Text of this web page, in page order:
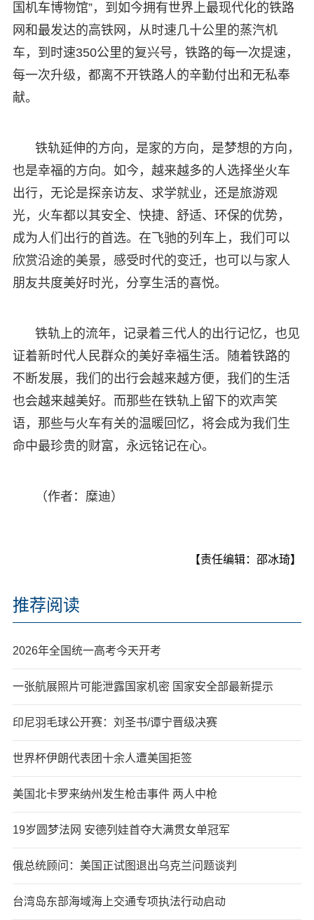
国机车博物馆”，到如今拥有世界上最现代化的铁路
网和最发达的高铁网，从时速几十公里的蒸汽机
车，到时速350公里的复兴号，铁路的每一次提速，
每一次升级，都离不开铁路人的辛勤付出和无私奉
献。
铁轨延伸的方向，是家的方向，是梦想的方向，
也是幸福的方向。如今，越来越多的人选择坐火车
出行，无论是探亲访友、求学就业，还是旅游观
光，火车都以其安全、快捷、舒适、环保的优势，
成为人们出行的首选。在飞驰的列车上，我们可以
欣赏沿途的美景，感受时代的变迁，也可以与家人
朋友共度美好时光，分享生活的喜悦。
铁轨上的流年，记录着三代人的出行记忆，也见
证着新时代人民群众的美好幸福生活。随着铁路的
不断发展，我们的出行会越来越方便，我们的生活
也会越来越美好。而那些在铁轨上留下的欢声笑
语，那些与火车有关的温暖回忆，将会成为我们生
命中最珍贵的财富，永远铭记在心。
（作者：糜迪）
【责任编辑：邵冰琦】
推荐阅读
2026年全国统一高考今天开考
一张航展照片可能泄露国家机密 国家安全部最新提示
印尼羽毛球公开赛：刘圣书/谭宁晋级决赛
世界杯伊朗代表团十余人遭美国拒签
美国北卡罗来纳州发生枪击事件 两人中枪
19岁圆梦法网 安德列娃首夺大满贯女单冠军
俄总统顾问：美国正试图退出乌克兰问题谈判
台湾岛东部海域海上交通专项执法行动启动